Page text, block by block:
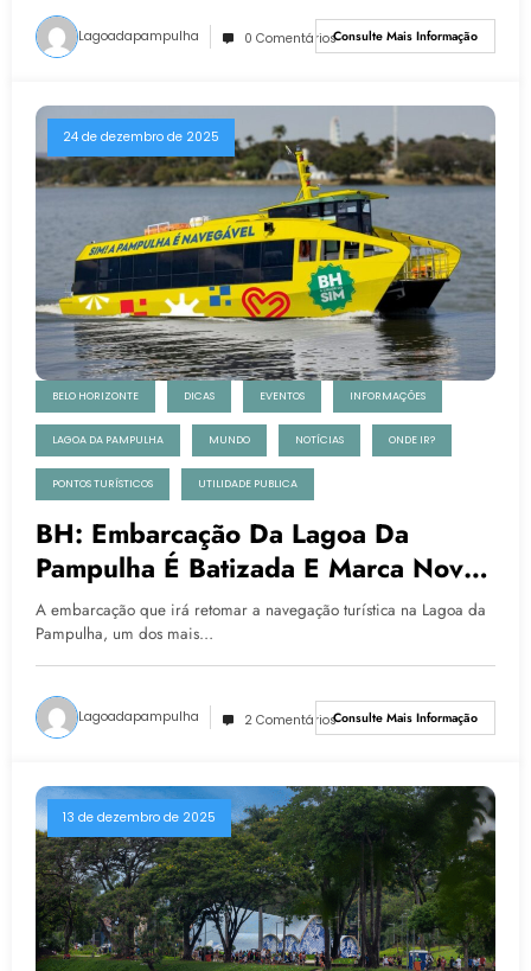
Lagoadapampulha 0 ComentáriosConsulte Mais Informação
24 de dezembro de 2025
BELO HORIZONTE DICAS EVENTOS INFORMAÇÕES
LAGOA DA PAMPULHA MUNDO NOTÍCIAS ONDE IR?
PONTOS TURÍSTICOS UTILIDADE PUBLICA
BH: Embarcação Da Lagoa Da
Pampulha É Batizada E Marca Nova
Fase Do Turismo Na Capital
A embarcação que irá retomar a navegação turística na Lagoa da
Pampulha, um dos mais…
Lagoadapampulha 2 ComentáriosConsulte Mais Informação
13 de dezembro de 2025